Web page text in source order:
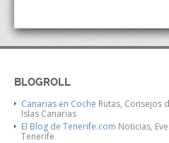
BLOGROLL
Canarias en Coche Rutas, Consejos
Islas Canarias
El Blog de Tenerife.com Noticias,
Tenerife